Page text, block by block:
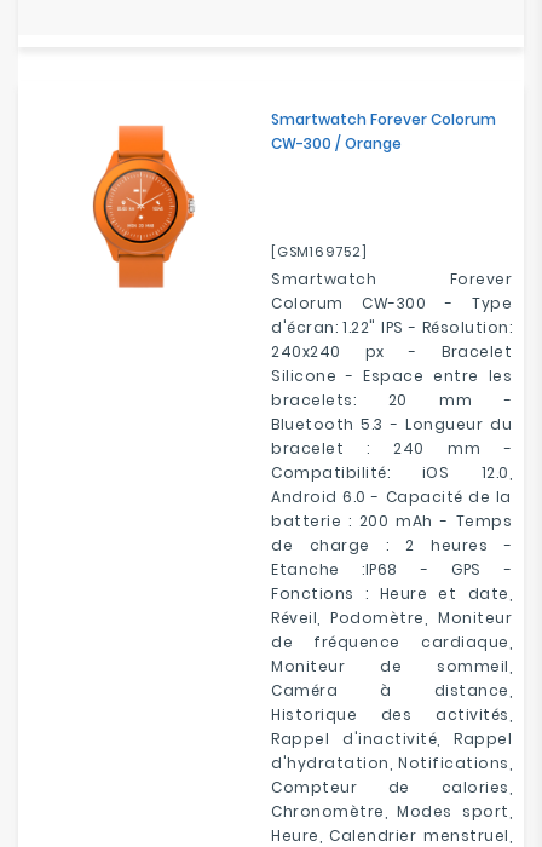
Smartwatch Forever Colorum
CW-300 / Orange
[GSM169752]
Smartwatch Forever
Colorum CW-300 - Type
d'écran: 1.22" IPS - Résolution:
240x240 px - Bracelet
Silicone - Espace entre les
bracelets: 20 mm -
Bluetooth 5.3 - Longueur du
bracelet : 240 mm -
Compatibilité: iOS 12.0,
Android 6.0 - Capacité de la
batterie : 200 mAh - Temps
de charge : 2 heures -
Etanche :IP68 - GPS -
Fonctions : Heure et date,
Réveil, Podomètre, Moniteur
de fréquence cardiaque,
Moniteur de sommeil,
Caméra à distance,
Historique des activités,
Rappel d'inactivité, Rappel
d'hydratation, Notifications,
Compteur de calories,
Chronomètre, Modes sport,
Heure, Calendrier menstruel,